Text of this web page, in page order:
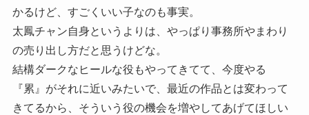
かるけど、すごくいい子なのも事実。
太鳳チャン自身というよりは、やっぱり事務所やまわり
の売り出し方だと思うけどな。
結構ダークなヒールな役もやってきてて、今度やる
『累』がそれに近いみたいで、最近の作品とは変わって
きてるから、そういう役の機会を増やしてあげてほしい